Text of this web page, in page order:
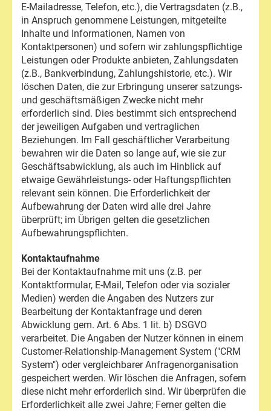
E-Mailadresse, Telefon, etc.), die Vertragsdaten (z.B.,
in Anspruch genommene Leistungen, mitgeteilte
Inhalte und Informationen, Namen von
Kontaktpersonen) und sofern wir zahlungspflichtige
Leistungen oder Produkte anbieten, Zahlungsdaten
(z.B., Bankverbindung, Zahlungshistorie, etc.). Wir
löschen Daten, die zur Erbringung unserer satzungs-
und geschäftsmäßigen Zwecke nicht mehr
erforderlich sind. Dies bestimmt sich entsprechend
der jeweiligen Aufgaben und vertraglichen
Beziehungen. Im Fall geschäftlicher Verarbeitung
bewahren wir die Daten so lange auf, wie sie zur
Geschäftsabwicklung, als auch im Hinblick auf
etwaige Gewährleistungs- oder Haftungspflichten
relevant sein können. Die Erforderlichkeit der
Aufbewahrung der Daten wird alle drei Jahre
überprüft; im Übrigen gelten die gesetzlichen
Aufbewahrungspflichten.
Kontaktaufnahme
Bei der Kontaktaufnahme mit uns (z.B. per
Kontaktformular, E-Mail, Telefon oder via sozialer
Medien) werden die Angaben des Nutzers zur
Bearbeitung der Kontaktanfrage und deren
Abwicklung gem. Art. 6 Abs. 1 lit. b) DSGVO
verarbeitet. Die Angaben der Nutzer können in einem
Customer-Relationship-Management System ("CRM
System") oder vergleichbarer Anfragenorganisation
gespeichert werden. Wir löschen die Anfragen, sofern
diese nicht mehr erforderlich sind. Wir überprüfen die
Erforderlichkeit alle zwei Jahre; Ferner gelten die